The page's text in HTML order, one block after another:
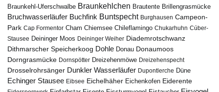
Braunkehl-Uferschwalbe Braunkehlchen Brautente Brillengrasmücke
Bruchwasserläufer Buchfink Buntspecht Burghausen Campeon-
Park Cap Formentor Cham Chiemsee Chileflamingo Chukarhuhn Cúber-
Stausee Deininger Moos Deininger Weiher Diademrotschwanz
Dithmarscher Speicherkoog Dohle Donau Donaumoos
Dorngrasmücke Dornspötter Dreizehenmöwe Dreizehenspecht
Drosselrohrsänger Dunkler Wasserläufer Dupontlerche Düne
Echinger Stausee Eibsee Eichelhäher Eichenkofen Eiderente